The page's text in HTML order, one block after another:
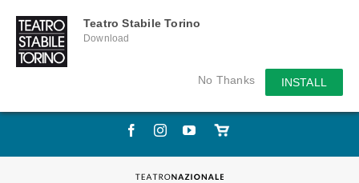
Teatro Stabile Torino
Download
No Thanks INSTALL
Skip
FacebookInstagramYouTube
Store